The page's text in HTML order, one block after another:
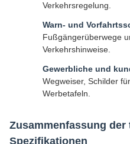
Verkehrsregelung.
Warn- und
Fußgängerüberwege
Verkehrshinweise.
Gewerbliche und
Wegweiser, Schilder
Werbetafeln.
Zusammenfassung der
Spezifikationen